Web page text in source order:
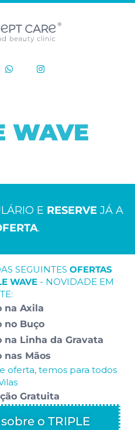
WAVE
E RESERVE JÁ A
.
SEGUINTES OFERTAS
WAVE - NOVIDADE EM
na Axila
no Buço
na Linha da Gravata
nas Mãos
oferta, temos para todos
Gratuita
o TRIPLE